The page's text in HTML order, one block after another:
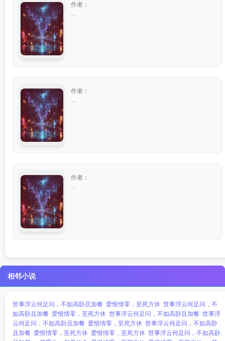
作者：
作者：
作者：
相邻小说
世事浮云何足问，不如高卧且加餐 爱恨情零，至死方休 世事浮云何足问，不
如高卧且加餐 爱恨情零，至死方休 世事浮云何足问，不如高卧且加餐 世事浮
云何足问，不如高卧且加餐 爱恨情零，至死方休 世事浮云何足问，不如高卧
且加餐 爱恨情零，至死方休 爱恨情零，至死方休 世事浮云何足问，不如高卧